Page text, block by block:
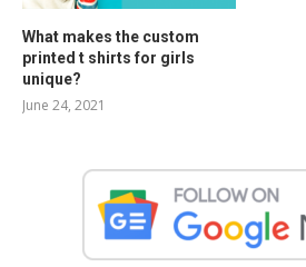
What makes the custom
printed t shirts for girls
unique?
June 24, 2021